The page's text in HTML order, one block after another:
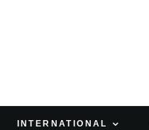
INTERNATIONAL